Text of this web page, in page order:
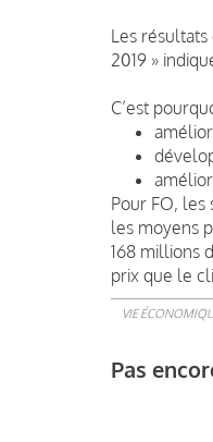
Les
2019 »
C’est
Pour FO,
les moyens
168 millions
prix que le
VIE
Pas